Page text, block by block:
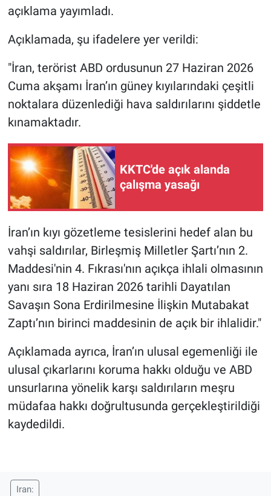
açıklama yayımladı.
Açıklamada, şu ifadelere yer verildi:
"İran, terörist ABD ordusunun 27 Haziran 2026
Cuma akşamı İran’ın güney kıyılarındaki çeşitli
noktalara düzenlediği hava saldırılarını şiddetle
kınamaktadır.
KKTC'de açık alanda
çalışma yasağı
İran’ın kıyı gözetleme tesislerini hedef alan bu
vahşi saldırılar, Birleşmiş Milletler Şartı’nın 2.
Maddesi'nin 4. Fıkrası'nın açıkça ihlali olmasının
yanı sıra 18 Haziran 2026 tarihli Dayatılan
Savaşın Sona Erdirilmesine İlişkin Mutabakat
Zaptı’nın birinci maddesinin de açık bir ihlalidir."
Açıklamada ayrıca, İran’ın ulusal egemenliği ile
ulusal çıkarlarını koruma hakkı olduğu ve ABD
unsurlarına yönelik karşı saldırıların meşru
müdafaa hakkı doğrultusunda gerçekleştirildiği
kaydedildi.
Iran: